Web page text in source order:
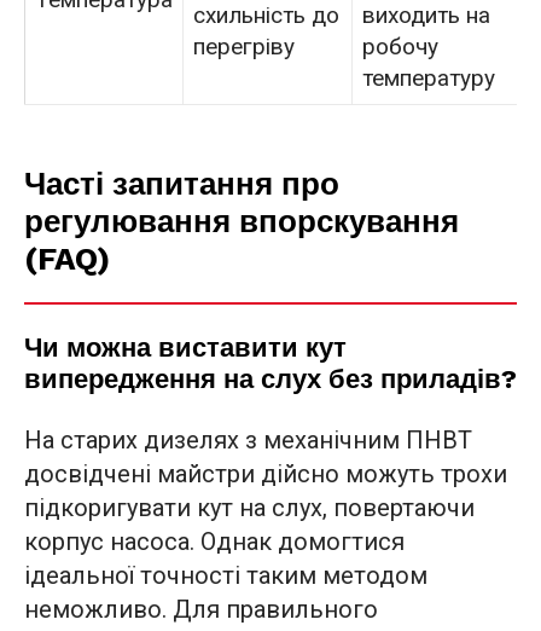
схильність до
перегріву
виходить на
робочу
температуру
Часті запитання про
регулювання впорскування
(FAQ)
Чи можна виставити кут
випередження на слух без приладів?
На старих дизелях з механічним ПНВТ
досвідчені майстри дійсно можуть трохи
підкоригувати кут на слух, повертаючи
корпус насоса. Однак домогтися
ідеальної точності таким методом
неможливо. Для правильного